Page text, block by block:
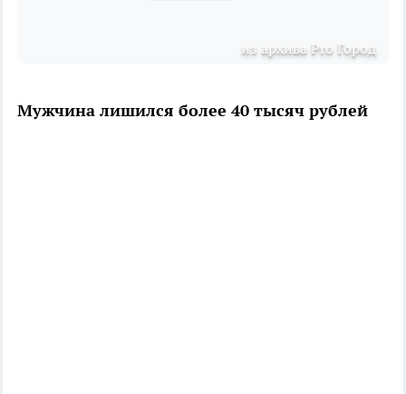
из архива Pro Город
Мужчина лишился более 40 тысяч рублей